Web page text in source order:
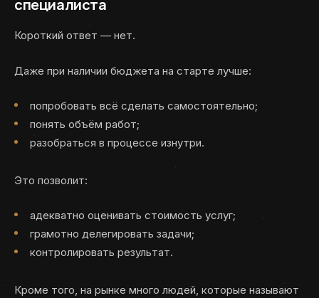
специалиста
Короткий ответ — нет.
Даже при наличии бюджета на старте лучше:
попробовать всё сделать самостоятельно;
понять объём работ;
разобраться в процессе изнутри.
Это позволит:
адекватно оценивать стоимость услуг;
грамотно делегировать задачи;
контролировать результат.
Кроме того, на рынке много людей, которые называют